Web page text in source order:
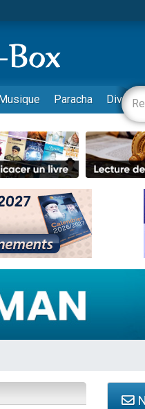
Pour les Enfants
dans un appartement insalubre
aux Orphelins
de Yohan
Paracha